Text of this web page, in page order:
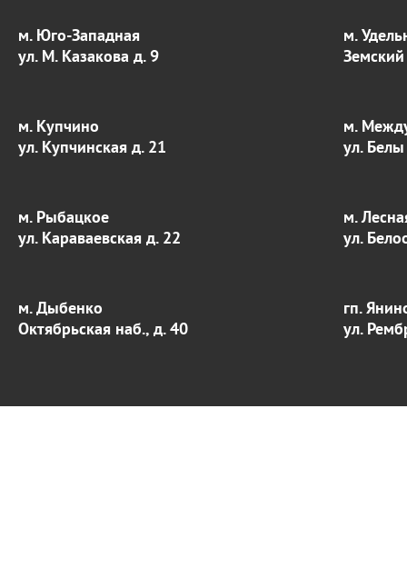
м. Юго-Западная
ул. М. Казакова д. 9
м.
м. Купчино
ул. Купчинская д. 21
м.
ул.
м. Рыбацкое
ул. Караваевская д. 22
м.
ул.
м. Дыбенко
Октябрьская наб., д. 40
гп.
ул.